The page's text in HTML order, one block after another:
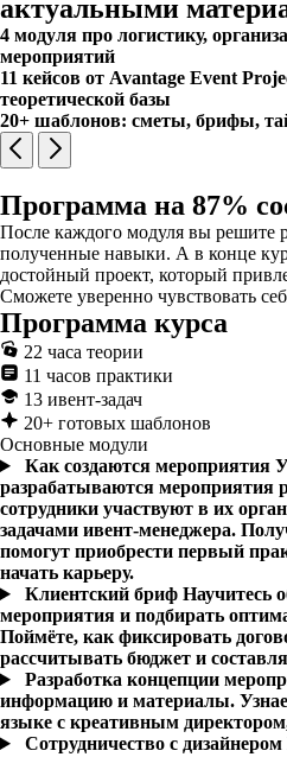
актуальными
4 модуля про логистику,
мероприятий
11 кейсов от Avantage Event
теоретической базы
20+ шаблонов: сметы, брифы,
Программа на 87%
После каждого модуля вы решите
полученные навыки. А в конце
достойный проект, который
Сможете уверенно чувствовать
Программа курса
22 часа теории
11 часов практики
13 ивент-задач
20+ готовых шаблонов
Основные модули
Как создаются мероприятия
разрабатываются мероприятия
сотрудники участвуют в их
задачами ивент-менеджера.
помогут приобрести первый
начать карьеру.
Клиентский бриф Научитесь
мероприятия и подбирать
Поймёте, как фиксировать
рассчитывать бюджет и
Разработка концепции
информацию и материалы.
языке с креативным
Сотрудничество с дизайнером